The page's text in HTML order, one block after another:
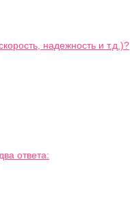
надежность и т.д.)?
ответа: